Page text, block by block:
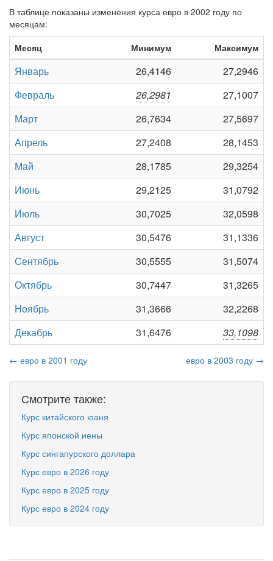
В таблице показаны изменения курса евро в 2002 году по
месяцам:
Месяц
Минимум Максимум
Январь 26,4146
27,2946
Февраль
26,2981
27,1007
Март
26,7634
27,5697
Апрель
27,2408
28,1453
Май
28,1785
29,3254
Июнь
29,2125
31,0792
Июль
30,7025
32,0598
Август
30,5476
31,1336
Сентябрь
30,5555
31,5074
Октябрь
30,7447
31,3265
Ноябрь
31,3666
32,2268
Декабрь
31,6476 33,1098
← евро в 2001 году евро в 2003 году →
Смотрите также:
Курс китайского юаня
Курс японской иены
Курс сингапурского доллара
Курс евро в 2026 году
Курс евро в 2025 году
Курс евро в 2024 году